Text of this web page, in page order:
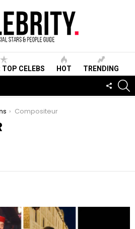
TOP CELEBS HOT TRENDING
Compositeur